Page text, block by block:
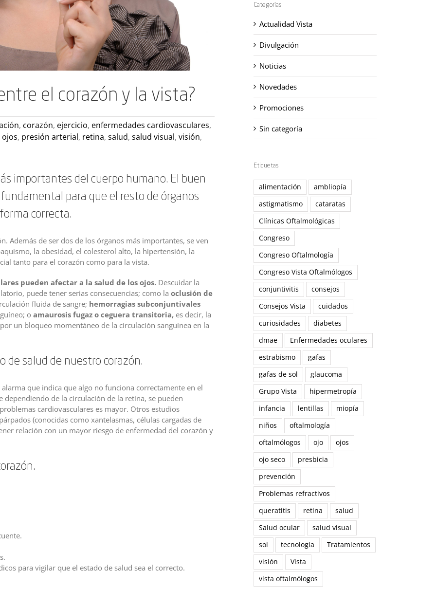
el corazón y la vista?
, corazón, ejercicio, enfermedades cardiovasculares,
ojos, presión arterial, retina, salud, salud visual, visión,
importantes del cuerpo humano. El buen
para que el resto de órganos
correcta.
Además de ser dos de los órganos más importantes, se ven
la obesidad, el colesterol alto, la hipertensión, la
tanto para el corazón como para la vista.
pueden afectar a la salud de los ojos. Descuidar la
puede tener serias consecuencias; como la oclusión de
fluida de sangre; hemorragias subconjuntivales
o amaurosis fugaz o ceguera transitoria, es decir, la
un bloqueo momentáneo de la circulación sanguínea en la
de salud de nuestro corazón.
que indica que algo no funciona correctamente en el
de la circulación de la retina, se pueden
cardiovasculares es mayor. Otros estudios
(conocidas como xantelasmas, células cargadas de
relación con un mayor riesgo de enfermedad del corazón y
para vigilar que el estado de salud sea el correcto.
Categorías
Actualidad Vista
Divulgación
Noticias
Novedades
Promociones
Sin categoría
Etiquetas
alimentación
ambliopía
astigmatismo
cataratas
Clínicas Oftalmológicas
Congreso
Congreso Oftalmología
Congreso Vista Oftalmólogos
conjuntivitis
consejos
Consejos Vista
cuidados
curiosidades
diabetes
dmae
Enfermedades oculares
estrabismo
gafas
gafas de sol
glaucoma
Grupo Vista
hipermetropía
infancia
lentillas
miopía
niños
oftalmología
oftalmólogos
ojo
ojos
ojo seco
presbicia
prevención
Problemas refractivos
queratitis
retina
salud
Salud ocular
salud visual
sol
tecnología
Tratamientos
visión
Vista
vista oftalmólogos